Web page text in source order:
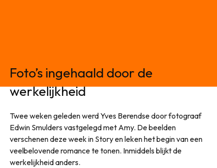
Foto’s ingehaald door de
werkelijkheid
Twee weken geleden werd Yves Berendse door fotograaf
Edwin Smulders vastgelegd met Amy. De beelden
verschenen deze week in Story en leken het begin van een
veelbelovende romance te tonen. Inmiddels blijkt de
werkelijkheid anders.